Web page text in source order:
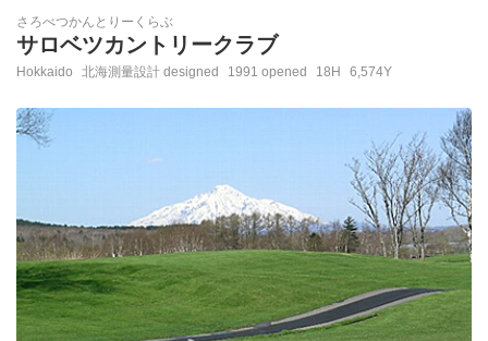
さろべつかんとりーくらぶ
サロベツカントリークラブ
Hokkaido 北海測量設計 designed 1991 opened 18H 6,574Y